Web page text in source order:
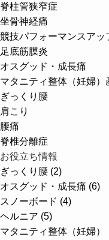
脊柱管狭窄症
坐骨神経痛
競技パフォーマンスアッ
足底筋膜炎
オスグッド・成長痛
マタニティ整体（妊婦）
ぎっくり腰
肩こり
腰痛
脊椎分離症
お役立ち情報
ぎっくり腰 (2)
オスグッド・成長痛 (6)
スノーボード (4)
ヘルニア (5)
マタニティ整体（妊婦